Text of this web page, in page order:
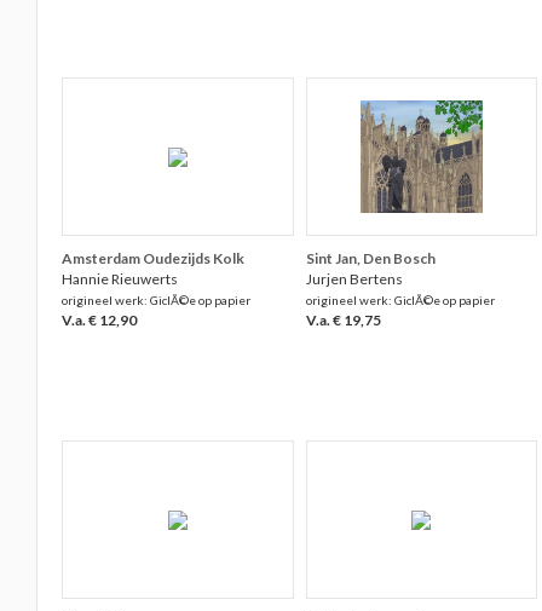
Amsterdam Oudezijds Kolk
Hannie Rieuwerts
origineel werk: GiclÃ©e op papier
V.a. € 12,90
Sint Jan, Den Bosch
Jurjen Bertens
origineel werk: GiclÃ©e op papier
V.a. € 19,75